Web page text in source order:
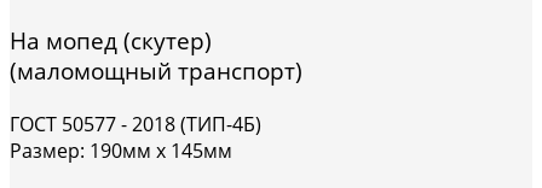
На мопед (скутер)
(маломощный транспорт)
ГОСТ 50577 - 2018 (ТИП-4Б)
Размер: 190мм х 145мм